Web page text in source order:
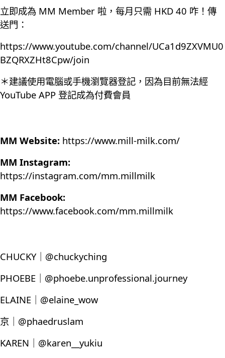
立即成為 MM Member 啦，每月只需 HKD 40 咋！傳
送門：
https://www.youtube.com/channel/UCa1d9ZXVMU0
BZQRXZHt8Cpw/join
＊建議使用電腦或手機瀏覽器登記，因為目前無法經
YouTube APP 登記成為付費會員
MM Website: https://www.mill-milk.com/
MM Instagram:
https://instagram.com/mm.millmilk
MM Facebook:
https://www.facebook.com/mm.millmilk
CHUCKY｜@chuckyching
PHOEBE｜@phoebe.unprofessional.journey
ELAINE｜@elaine_wow
京｜@phaedruslam
KAREN｜@karen__yukiu